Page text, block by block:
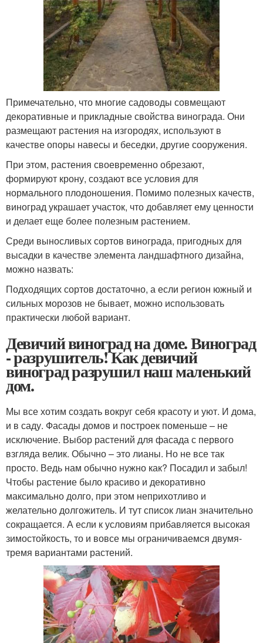
Примечательно, что многие садоводы совмещают
декоративные и прикладные свойства винограда. Они
размещают растения на изгородях, используют в
качестве опоры навесы и беседки, другие сооружения.
При этом, растения своевременно обрезают,
формируют крону, создают все условия для
нормального плодоношения. Помимо полезных качеств,
виноград украшает участок, что добавляет ему ценности
и делает еще более полезным растением.
Среди выносливых сортов винограда, пригодных для
высадки в качестве элемента ландшафтного дизайна,
можно назвать:
Подходящих сортов достаточно, а если регион южный и
сильных морозов не бывает, можно использовать
практически любой вариант.
Девичий виноград на доме. Виноград
- разрушитель! Как девичий
виноград разрушил наш маленький
дом.
Мы все хотим создать вокруг себя красоту и уют. И дома,
и в саду. Фасады домов и построек поменьше – не
исключение. Выбор растений для фасада с первого
взгляда велик. Обычно – это лианы. Но не все так
просто. Ведь нам обычно нужно как? Посадил и забыл!
Чтобы растение было красиво и декоративно
максимально долго, при этом неприхотливо и
желательно долгожитель. И тут список лиан значительно
сокращается. А если к условиям прибавляется высокая
зимостойкость, то и вовсе мы ограничиваемся двумя-
тремя вариантами растений.